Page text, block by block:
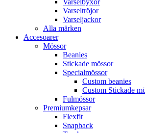
Varselbyxor
Varseltröjor
Varseljackor
Alla märken
Accesoarer
Mössor
Beanies
Stickade mössor
Specialmössor
Custom beanies
Custom Stickade
Fulmössor
Premiumkepsar
Flexfit
Snapback